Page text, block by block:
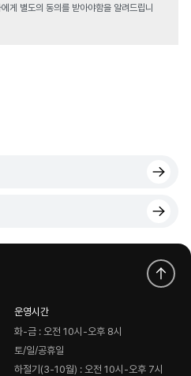
게 별도의 동의를 받아야함을 알려드립니
운영시간
화-금 : 오전 10시-오후 8시
토/일/공휴일
하절기(3-10월) : 오전 10시-오후 7시